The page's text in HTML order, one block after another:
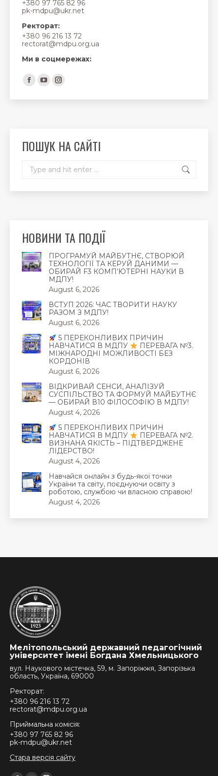
+380 97 765 82 96
pk-mdpu@ukr.net
Ректорат:
+380 96 216 13 72
rectorat@mdpu.org.ua
Ми в соцмережах:
Find us on:
Facebook
page
window
YouTube
page
window
Instagram
page
window
ПОШУК НА САЙТІ
НОВИНИ ТА ПОДІЇ
ПРОГРАМУЙ МАЙБУТНЄ, СТВОРЮЙ
ТЕХНОЛОГІЇ ТА КЕРУЙ ДАНИМИ —
ОБИРАЙ F3 КОМП’ЮТЕРНІ НАУКИ В
МДПУ!
August 6, 2026
ВСТУП 2026: ЧАС ТВОРИТИ НАУКУ
РАЗОМ З МДПУ!
August 6, 2026
5 ПЕРЕКОНЛИВИХ ПРИЧИН
НАВЧАТИСЯ В МДПУ
ПЕРЕВАГА №3.
МІЖНАРОДНІ МОЖЛИВОСТІ БЕЗ
КОРДОНІВ
August 6, 2026
ВІДКРИВАЙ СЕНСИ, АНАЛІЗУЙ
СУСПІЛЬСТВО ТА ФОРМУЙ МАЙБУТНЄ
— ОБИРАЙ В10 ФІЛОСОФІЮ В МДПУ!
August 4, 2026
5 ПЕРЕКОНЛИВИХ ПРИЧИН
НАВЧАТИСЯ В МДПУ
ПЕРЕВАГА №2.
ВИЗНАНА ЯКІСТЬ – ПІДТВЕРДЖЕНЕ
ЛІДЕРСТВО!
August 4, 2026
Навчайся онлайн з будь-якої точки
України та світу, поєднуючи освіту з
роботою, службою чи власною справою!
August 4, 2026
Мелітопольський державний педагогічний
університет імені Богдана Хмельницького
вул. Наукового містечка, 59, м. Запоріжжя, Запорізька
область, Україна, 69000
Ректорат:
+380 96 216 13 72
rectorat@mdpu.org.ua
Приймальна комісія:
+380 97 765 82 96
pk-mdpu@ukr.net
Стара версія сайту